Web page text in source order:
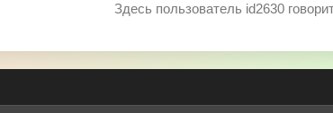
Здесь пользователь id2630